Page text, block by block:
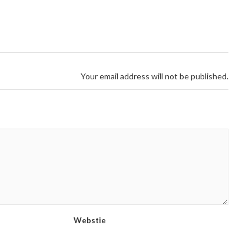
Your email address will not be published.
Webstie